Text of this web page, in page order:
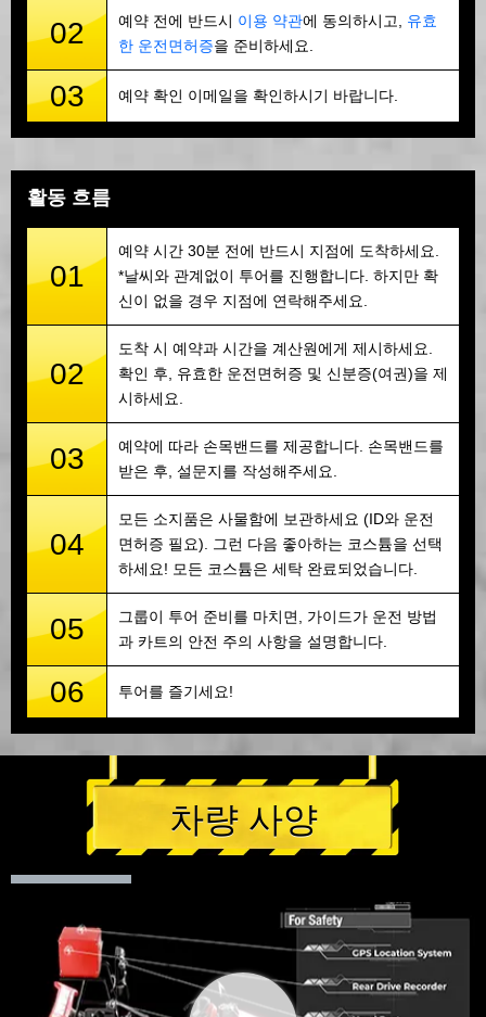
02 예약 전에 반드시 이용 약관에 동의하시고, 유효
한 운전면허증을 준비하세요.
03 예약 확인 이메일을 확인하시기 바랍니다.
활동 흐름
01
예약 시간 30분 전에 반드시 지점에 도착하세요.
*날씨와 관계없이 투어를 진행합니다. 하지만 확
신이 없을 경우 지점에 연락해주세요.
02
도착 시 예약과 시간을 계산원에게 제시하세요.
확인 후, 유효한 운전면허증 및 신분증(여권)을 제
시하세요.
03
예약에 따라 손목밴드를 제공합니다. 손목밴드를
받은 후, 설문지를 작성해주세요.
04
모든 소지품은 사물함에 보관하세요 (ID와 운전
면허증 필요). 그런 다음 좋아하는 코스튬을 선택
하세요! 모든 코스튬은 세탁 완료되었습니다.
05
그룹이 투어 준비를 마치면, 가이드가 운전 방법
과 카트의 안전 주의 사항을 설명합니다.
06 투어를 즐기세요!
차량 사양